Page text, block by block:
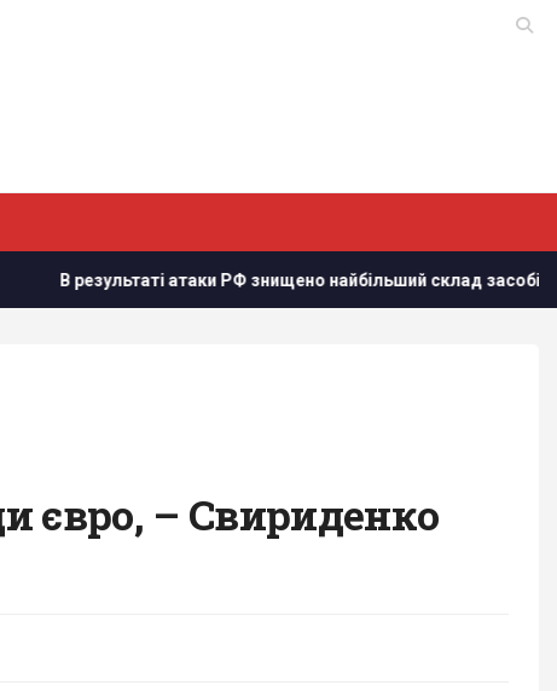
результаті атаки РФ знищено найбільший склад засобів
євро, – Свириденко